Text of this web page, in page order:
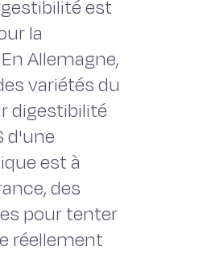
est
la
Allemagne,
variétés du
digestibilité
d'une
est à
des
pour tenter
réellement